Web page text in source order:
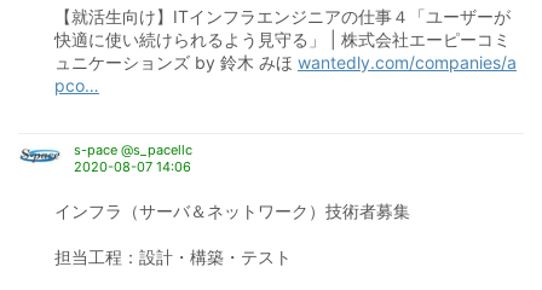
【就活生向け】ITインフラエンジニアの仕事４「ユーザーが
快適に使い続けられるよう見守る」 | 株式会社エーピーコミ
ュニケーションズ by 鈴木 みほ wantedly.com/companies/a
pco…
s-pace @s_pacellc
2020-08-07 14:06
インフラ（サーバ＆ネットワーク）技術者募集
担当工程：設計・構築・テスト